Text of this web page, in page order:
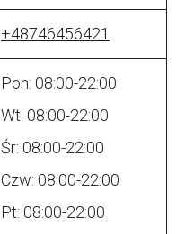
+48746456421
Pon: 08:00-22:00
Wt: 08:00-22:00
Śr: 08:00-22:00
Czw: 08:00-22:00
Pt: 08:00-22:00